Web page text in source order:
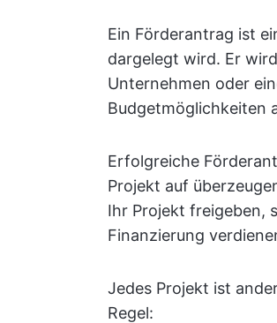
Ein Förderantrag ist
dargelegt wird. Er
Unternehmen oder
Budgetmöglichkeiten
Erfolgreiche
Projekt auf
Ihr Projekt freigeben,
Finanzierung
Jedes Projekt ist
Regel: